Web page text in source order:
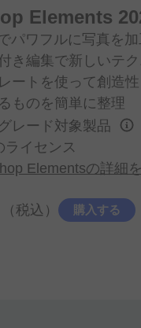
Elements
パワフルに写真を
き編集で新しいテ
ートを使って創造
ものを簡単に整理
レード 対象製品
ライセンス
Elementsの詳細
（税込） 購入する